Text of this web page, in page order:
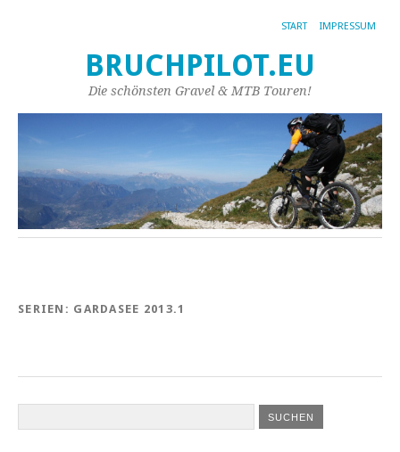
START IMPRESSUM
BRUCHPILOT.EU
Die schönsten Gravel & MTB Touren!
SERIEN: GARDASEE 2013.1